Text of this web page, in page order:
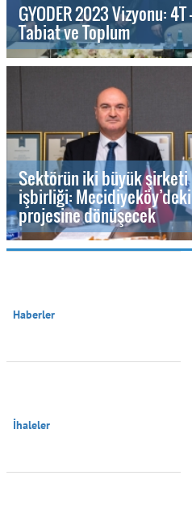
GYODER 2023 Vizyonu:
Tabiat ve Toplum
Sektörün iki büyük şirketi
işbirliği:
projesine dönüşecek
Haberler
İhaleler